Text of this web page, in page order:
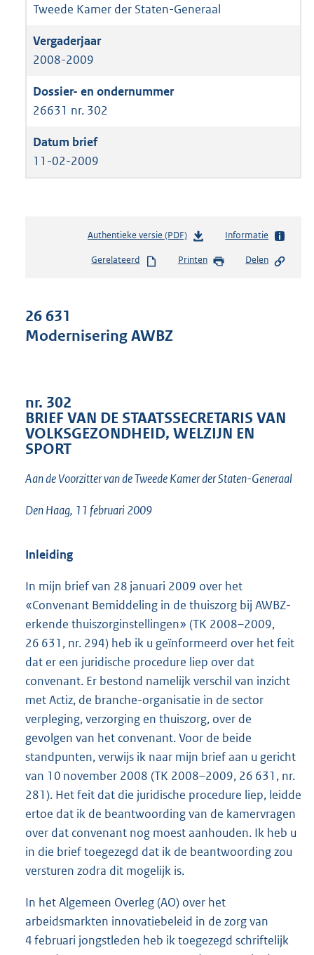
Tweede Kamer der Staten-Generaal
2008-2009
26631 nr. 302
11-02-2009
Authentieke versie (PDF)b
s
t
t
e
3
Informatie
Gerelateerd Printen Delen
26 631
Modernisering AWBZ
nr. 302
BRIEF VAN DE STAATSSECRETARIS VAN
VOLKSGEZONDHEID, WELZIJN EN
SPORT
Aan de Voorzitter van de Tweede Kamer der Staten-Generaal
Den Haag, 11 februari 2009
Inleiding
In mijn brief van 28 januari 2009 over het
«Convenant Bemiddeling in de thuiszorg bij AWBZ-
erkende thuiszorginstellingen» (TK 2008–2009,
26 631, nr. 294) heb ik u geïnformeerd over het feit
dat er een juridische procedure liep over dat
convenant. Er bestond namelijk verschil van inzicht
met Actiz, de branche-organisatie in de sector
verpleging, verzorging en thuiszorg, over de
gevolgen van het convenant. Voor de beide
standpunten, verwijs ik naar mijn brief aan u gericht
van 10 november 2008 (TK 2008–2009, 26 631, nr.
281). Het feit dat die juridische procedure liep, leidde
ertoe dat ik de beantwoording van de kamervragen
over dat convenant nog moest aanhouden. Ik heb u
in die brief toegezegd dat ik de beantwoording zou
versturen zodra dit mogelijk is.
In het Algemeen Overleg (AO) over het
arbeidsmarkten innovatiebeleid in de zorg van
4 februari jongstleden heb ik toegezegd schriftelijk